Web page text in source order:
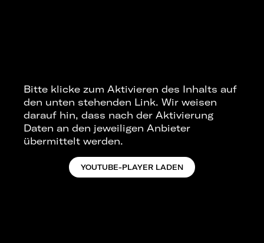
Bitte klicke zum Aktivieren des Inhalts auf
den unten stehenden Link. Wir weisen
darauf hin, dass nach der Aktivierung
Daten an den jeweiligen Anbieter
übermittelt werden.
YOUTUBE-PLAYER LADEN